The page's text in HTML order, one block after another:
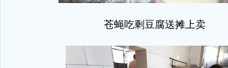
苍蝇吃剩豆腐送摊上卖